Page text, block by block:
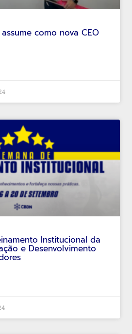
como nova CEO
Institucional da
e Desenvolvimento